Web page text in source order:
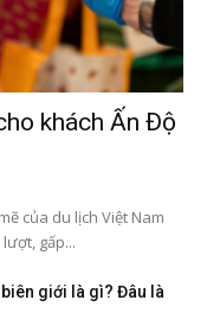
khách Ấn Độ
của du lịch Việt Nam
gấp...
giới là gì? Đâu là